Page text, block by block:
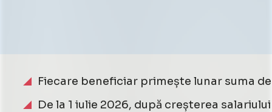
Fiecare beneficiar primește lunar suma
De la 1 iulie 2026, după creșterea